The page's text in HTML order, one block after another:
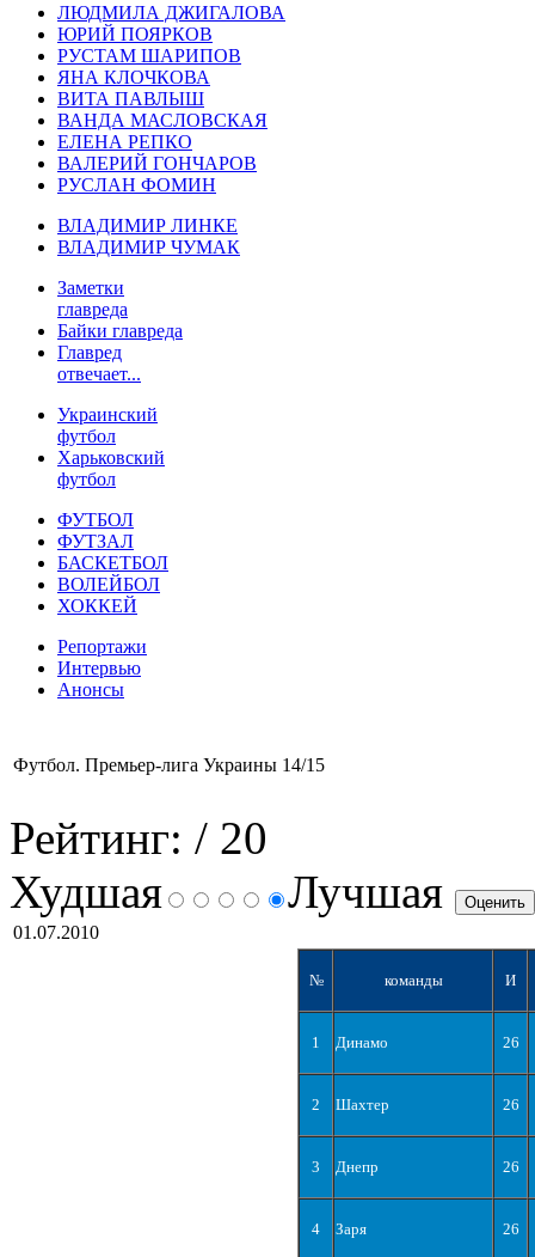
ЛЮДМИЛА ДЖИГАЛОВА
ЮРИЙ ПОЯРКОВ
РУСТАМ ШАРИПОВ
ЯНА КЛОЧКОВА
ВИТА ПАВЛЫШ
ВАНДА МАСЛОВСКАЯ
ЕЛЕНА РЕПКО
ВАЛЕРИЙ ГОНЧАРОВ
РУСЛАН ФОМИН
ВЛАДИМИР ЛИНКЕ
ВЛАДИМИР ЧУМАК
Заметки
главреда
Байки главреда
Главред
отвечает...
Украинский
футбол
Харьковский
футбол
ФУТБОЛ
ФУТЗАЛ
БАСКЕТБОЛ
ВОЛЕЙБОЛ
ХОККЕЙ
Репортажи
Интервью
Анонсы
Футбол. Премьер-лига Украины 14/15
Рейтинг: / 20
Худшая
Лучшая
01.07.2010
№ команды И
1 Динамо 26
2 Шахтер 26
3 Днепр 26
4 Заря 26